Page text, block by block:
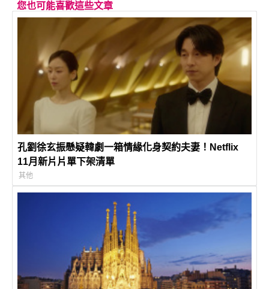
您也可能喜歡這些文章
孔劉徐玄振懸疑韓劇一箱情緣化身契約夫妻！Netflix
11月新片片單下架清單
其他